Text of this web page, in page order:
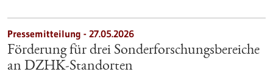
Pressemitteilung - 27.05.2026
Förderung für drei Sonderforschungsbereiche
an DZHK-Standorten